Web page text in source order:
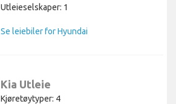
Utleieselskaper: 1
Se leiebiler for Hyundai
Kia Utleie
Kjøretøytyper: 4